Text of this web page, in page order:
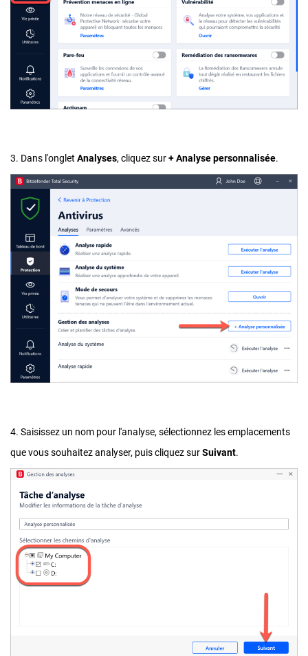
3. Dans l'onglet Analyses, cliquez sur+ Analyse personnalisée.
4. Saisissez un nom pour l'analyse, sélectionnez les emplacements
que vous souhaitez analyser, puis cliquez surSuivant.